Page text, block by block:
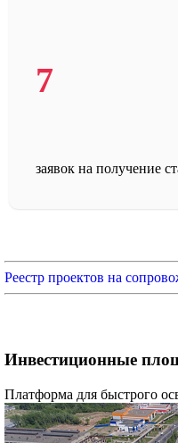
7
заявок на получение
Реестр проектов на
Инвестиционные
Платформа для быстрого